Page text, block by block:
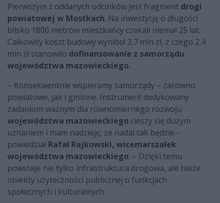
Pierwszym z oddanych odcinków jest fragment drogi
powiatowej w Mostkach. Na inwestycję o długości
blisko 1800 metrów mieszkańcy czekali niemal 25 lat.
Całkowity koszt budowy wyniósł 3,7 mln zł, z czego 2,4
mln zł stanowiło dofinansowanie z samorządu
województwa mazowieckiego.
– Konsekwentnie wspieramy samorządy – zarówno
powiatowe, jak i gminne. Instrument dedykowany
zadaniom ważnym dla równomiernego rozwoju
województwa mazowieckiego cieszy się dużym
uznaniem i mam nadzieję, że nadal tak będzie –
powiedział Rafał Rajkowski, wicemarszałek
województwa mazowieckiego. – Dzięki temu
powstaje nie tylko infrastruktura drogowa, ale także
obiekty użyteczności publicznej o funkcjach
społecznych i kulturalnych.